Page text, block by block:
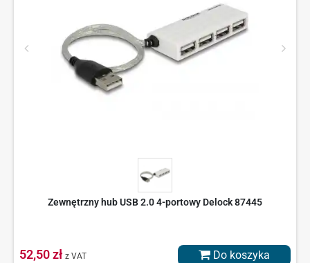
Zewnętrzny hub USB 2.0 4-portowy Delock 87445
52,50 zł z VAT Do koszyka